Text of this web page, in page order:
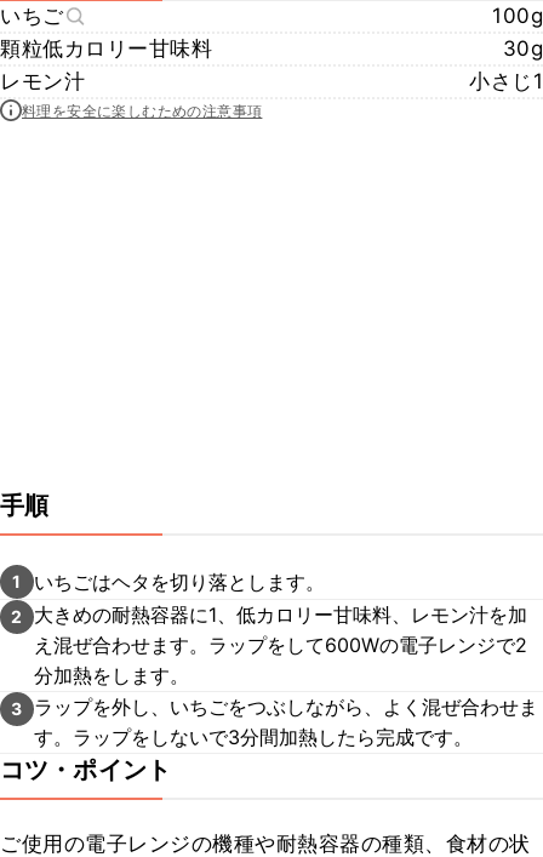
いちご
100g
顆粒低カロリー甘味料
30g
レモン汁
小さじ1
料理を安全に楽しむための注意事項
手順
1 いちごはヘタを切り落とします。
2
大きめの耐熱容器に1、低カロリー甘味料、レモン汁を加
え混ぜ合わせます。ラップをして600Wの電子レンジで2
分加熱をします。
3
ラップを外し、いちごをつぶしながら、よく混ぜ合わせま
す。ラップをしないで3分間加熱したら完成です。
コツ・ポイント
ご使用の電子レンジの機種や耐熱容器の種類、食材の状